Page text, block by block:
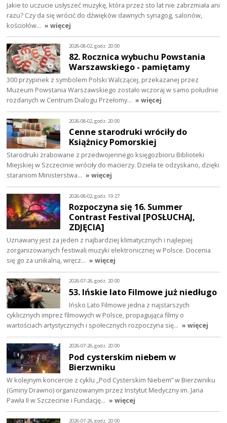
Jakie to uczucie usłyszeć muzykę, która przez sto lat nie zabrzmiała ani
razu? Czy da się wrócić do dźwięków dawnych synagog, salonów,
kościołów… » więcej
2026-08-02, godz. 20:00
82. Rocznica wybuchu Powstania
Warszawskiego - pamiętamy
300 przypinek z symbolem Polski Walczącej, przekazanej przez
Muzeum Powstania Warszawskiego zostało wczoraj w samo południe
rozdanych w Centrum Dialogu Przełomy… » więcej
2026-08-02, godz. 20:00
Cenne starodruki wróciły do
Książnicy Pomorskiej
Starodruki zrabowane z przedwojennego księgozbioru Biblioteki
Miejskiej w Szczecinie wróciły do macierzy. Dzieła te odzyskano, dzięki
staraniom Ministerstwa… » więcej
2026-08-02, godz. 19:27
Rozpoczyna się 16. Summer
Contrast Festival [POSŁUCHAJ,
ZDJĘCIA]
Uznawany jest za jeden z najbardziej klimatycznych i najlepiej
zorganizowanych festiwali muzyki elektronicznej w Polsce. Docenia
się go za unikalną, wręcz… » więcej
2026-07-26, godz. 20:00
53. Ińskie lato Filmowe już niedługo
Ińsko Lato Filmowe jedna z najstarszych
cyklicznych imprez filmowych w Polsce, propagująca filmy o
wartościach artystycznych i społecznych rozpoczyna się… » więcej
2026-07-26, godz. 20:00
Pod cysterskim niebem w
Bierzwniku
W kolejnym koncercie z cyklu „Pod Cysterskim Niebem” w Bierzwniku
(Gminy Drawno) organizowanym przez Instytut Medyczny im. Jana
Pawła II w Szczecinie i Fundację… » więcej
2026-07-26, godz. 20:00